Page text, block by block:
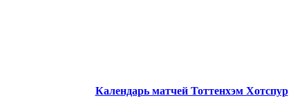
Календарь матчей Тоттенхэм Хотспур|